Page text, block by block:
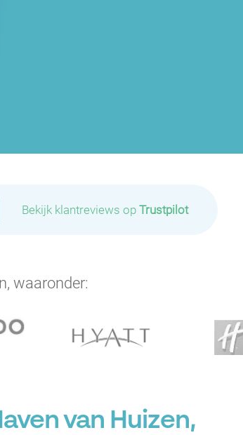
Bekijk klantreviews op Trustpilot
waaronder:
van Huizen,